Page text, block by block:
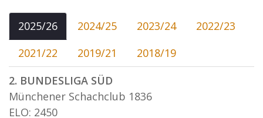
2025/26 2024/25 2023/24
2022/23
2021/22
2019/21
2018/19
2. BUNDESLIGA SÜD
Münchener Schachclub 1836
ELO: 2450